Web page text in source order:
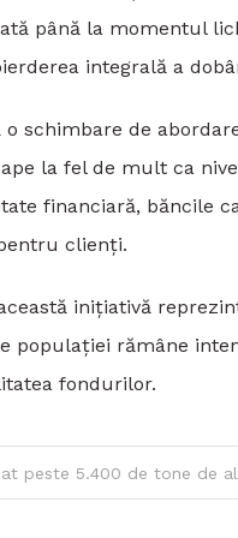
până la momentul
integrală a
schimbare de
la fel de mult ca
financiară, băncile
clienți.
inițiativă
populației rămâne
fondurilor.
tone de alimente în 2025 și își consolidează rolul în